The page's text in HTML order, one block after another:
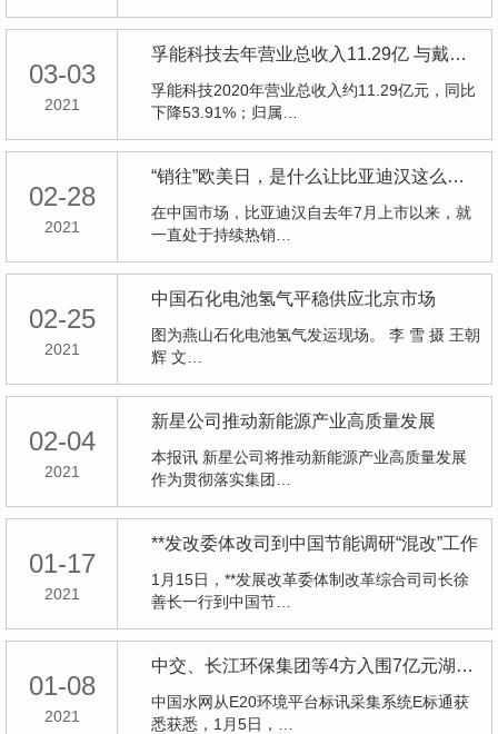
03-03
2021
孚能科技去年营业总收入11.29亿 与戴姆勒合作良好
孚能科技2020年营业总收入约11.29亿元，同比
下降53.91%；归属…
02-28
2021
“销往”欧美日，是什么让比亚迪汉这么有底气？
在中国市场，比亚迪汉自去年7月上市以来，就
一直处于持续热销…
02-25
2021
中国石化电池氢气平稳供应北京市场
图为燕山石化电池氢气发运现场。 李 雪 摄 王朝
辉 文…
02-04
2021
新星公司推动新能源产业高质量发展
本报讯 新星公司将推动新能源产业高质量发展
作为贯彻落实集团…
01-17
2021
**发改委体改司到中国节能调研“混改”工作
1月15日，**发展改革委体制改革综合司司长徐
善长一行到中国节…
01-08
2021
中交、长江环保集团等4方入围7亿元湖南渌口水环境PPP项目
中国水网从E20环境平台标讯采集系统E标通获
悉获悉，1月5日，…